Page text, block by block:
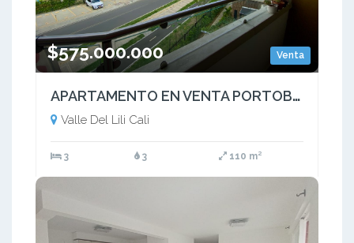
Venta
$575.000.000
APARTAMENTO EN VENTA PORTOBELO PARQUE VIVERO VALLE DEL LILI CALI SUR 4
Valle Del Lili Cali
3 3 110 m²